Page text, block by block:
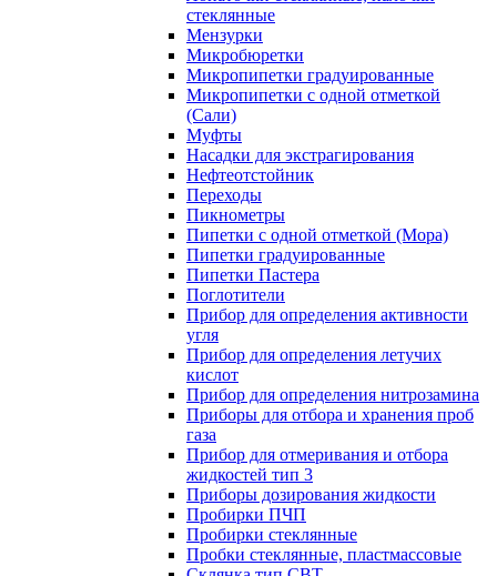
стеклянные
Мензурки
Микробюретки
Микропипетки градуированные
Микропипетки с одной отметкой
(Сали)
Муфты
Насадки для экстрагирования
Нефтеотстойник
Переходы
Пикнометры
Пипетки с одной отметкой (Мора)
Пипетки градуированные
Пипетки Пастера
Поглотители
Прибор для определения активности
угля
Прибор для определения летучих
кислот
Прибор для определения нитрозамина
Приборы для отбора и хранения проб
газа
Прибор для отмеривания и отбора
жидкостей тип 3
Приборы дозирования жидкости
Пробирки ПЧП
Пробирки стеклянные
Пробки стеклянные, пластмассовые